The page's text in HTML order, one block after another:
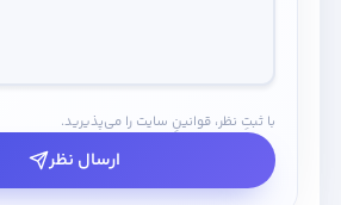
با ثبتِ نظر، قوانینِ سایت را می‌پذیرید.
ارسال نظر